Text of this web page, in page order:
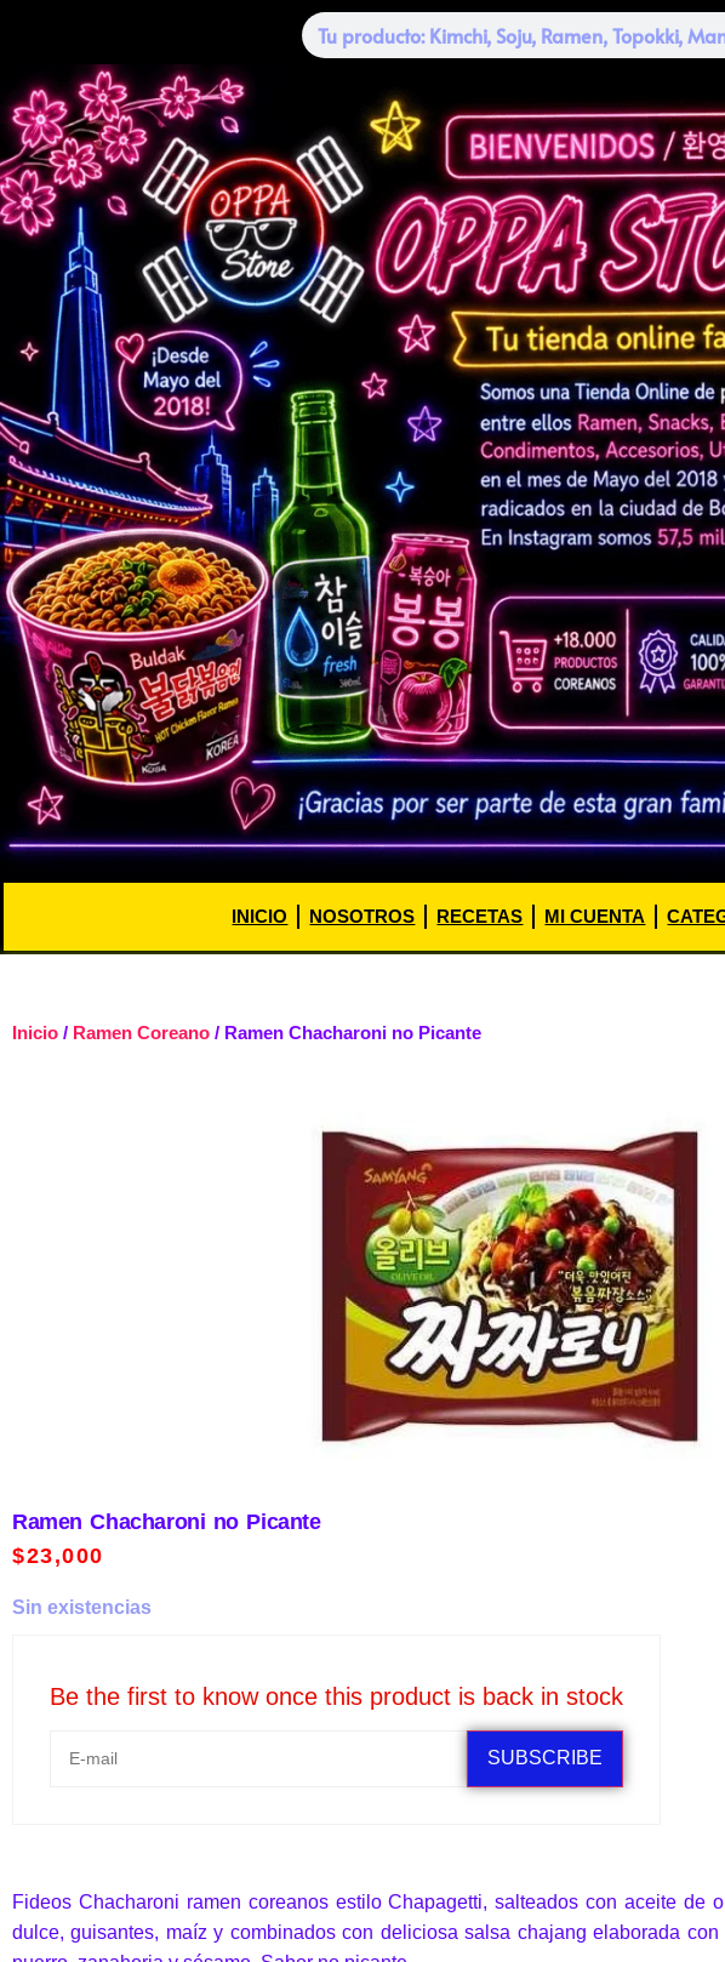
INICIO NOSOTROS RECETAS MI CUENTA
Inicio / Ramen Coreano / Ramen Chacharoni no Picante
Ramen Chacharoni no Picante
$23,000
Sin existencias
Be the first to know once this product is back in stock
SUBSCRIBE
Fideos Chacharoni ramen coreanos estilo Chapagetti, salteados con aceite de
dulce, guisantes, maíz y combinados con deliciosa salsa chajang elaborada